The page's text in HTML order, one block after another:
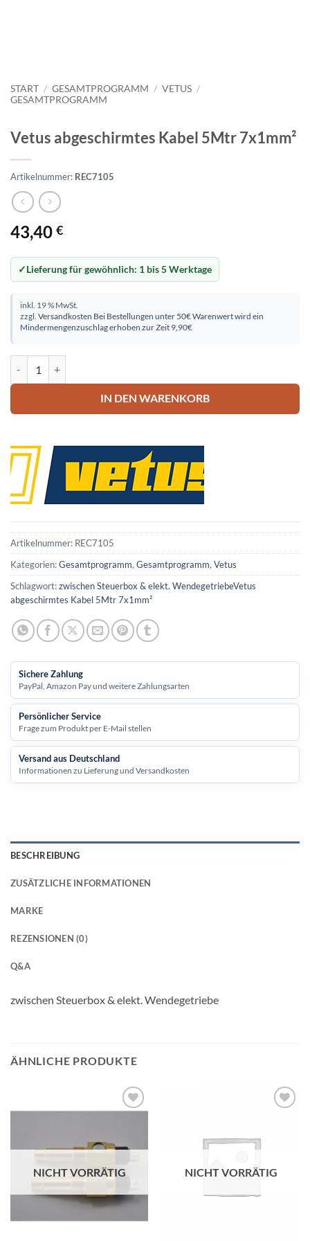
START / GESAMTPROGRAMM / VETUS /
GESAMTPROGRAMM
Vetus abgeschirmtes Kabel 5Mtr 7x1mm²
Artikelnummer: REC7105
43,40 €
Lieferung für gewöhnlich: 1 bis 5 Werktage
inkl. 19 % MwSt.
zzgl. Versandkosten Bei Bestellungen unter 50€ Warenwert wird ein
Mindermengenzuschlag erhoben zur Zeit 9,90€
IN DEN WARENKORB
Artikelnummer: REC7105
Kategorien:Gesamtprogramm, Gesamtprogramm, Vetus
Schlagwort:zwischen Steuerbox & elekt. WendegetriebeVetus
abgeschirmtes Kabel 5Mtr 7x1mm²
Sichere Zahlung
PayPal, Amazon Pay und weitere Zahlungsarten
Persönlicher Service
Frage zum Produkt per E-Mail stellen
Versand aus Deutschland
Informationen zu Lieferung und Versandkosten
BESCHREIBUNG
ZUSÄTZLICHE INFORMATIONEN
MARKE
REZENSIONEN (0)
Q&A
zwischen Steuerbox & elekt. Wendegetriebe
ÄHNLICHE PRODUKTE
NICHT VORRÄTIG NICHT VORRÄTIG